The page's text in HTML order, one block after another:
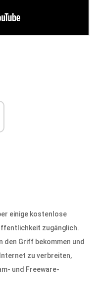
einige kostenlose
zugänglich.
den Griff bekommen und
zu verbreiten,
und Freeware-